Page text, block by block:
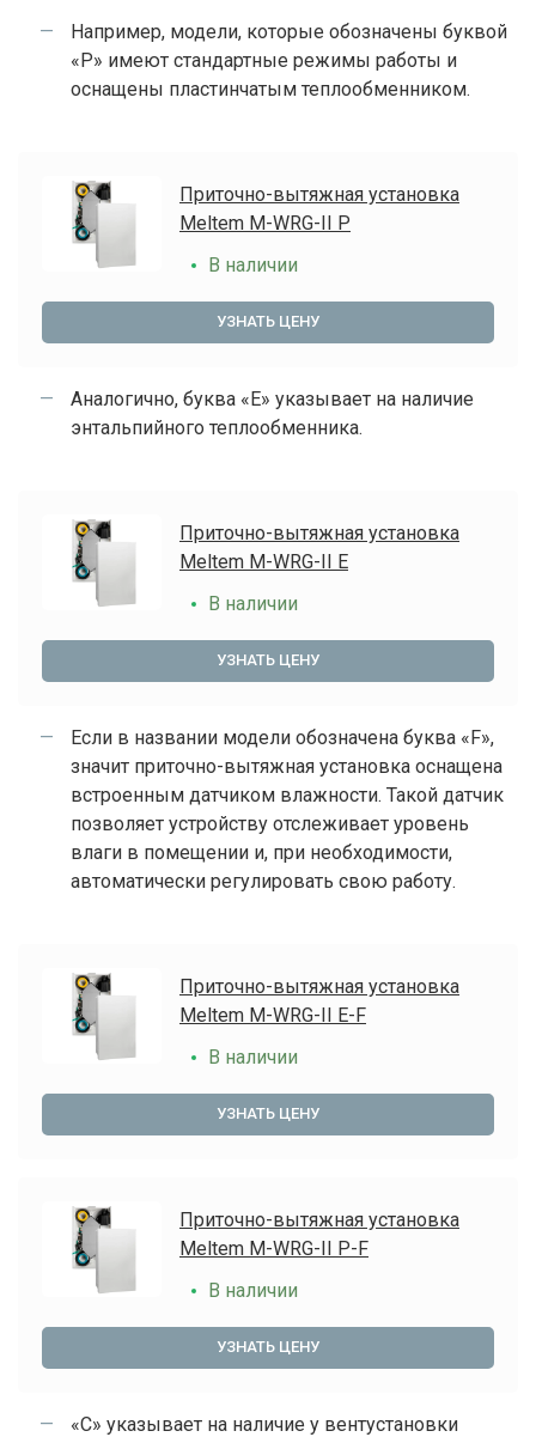
Например, модели, которые обозначены буквой
«P» имеют стандартные режимы работы и
оснащены пластинчатым теплообменником.
Приточно-вытяжная установка
Meltem M-WRG-II P
В наличии
УЗНАТЬ ЦЕНУ
Аналогично, буква «Е» указывает на наличие
энтальпийного теплообменника.
Приточно-вытяжная установка
Meltem M-WRG-II E
В наличии
УЗНАТЬ ЦЕНУ
Если в названии модели обозначена буква «F»,
значит приточно-вытяжная установка оснащена
встроенным датчиком влажности. Такой датчик
позволяет устройству отслеживает уровень
влаги в помещении и, при необходимости,
автоматически регулировать свою работу.
Приточно-вытяжная установка
Meltem M-WRG-II E-F
В наличии
УЗНАТЬ ЦЕНУ
Приточно-вытяжная установка
Meltem M-WRG-II P-F
В наличии
УЗНАТЬ ЦЕНУ
«С» указывает на наличие у вентустановки